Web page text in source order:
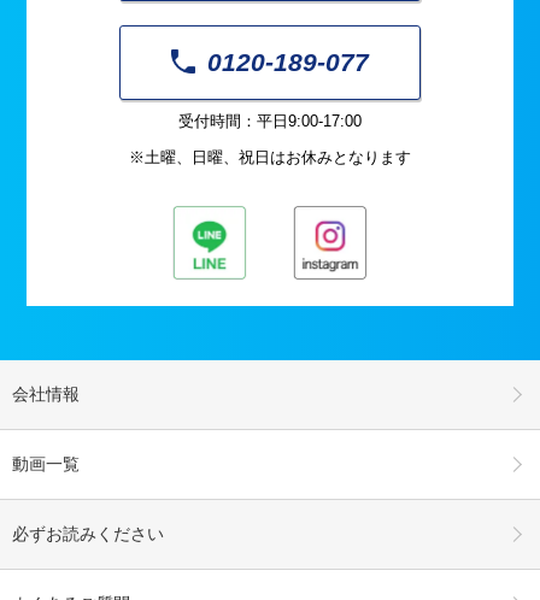
0120-189-077
受付時間：平日9:00-17:00
※土曜、日曜、祝日はお休みとなります
会社情報
動画一覧
必ずお読みください